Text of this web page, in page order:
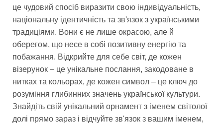
це чудовий спосіб виразити свою індивідуальність,
національну ідентичність та зв'язок з українськими
традиціями. Вони є не лише окрасою, але й
оберегом, що несе в собі позитивну енергію та
побажання. Відкрийте для себе світ, де кожен
візерунок – це унікальне послання, закодоване в
нитках та кольорах, де кожен символ – це ключ до
розуміння глибинних значень української культури.
Знайдіть свій унікальний орнамент з іменем світолої
долі прямо зараз і відчуйте зв'язок з вашим іменем,